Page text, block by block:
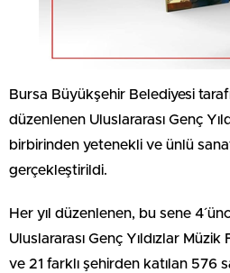
Bursa Büyükşehir Belediyesi
düzenlenen Uluslararası Genç
birbirinden yetenekli ve ünlü
gerçekleştirildi.
Her yıl düzenlenen, bu sene
Uluslararası Genç Yıldızlar Müzik
ve 21 farklı şehirden katılan 576